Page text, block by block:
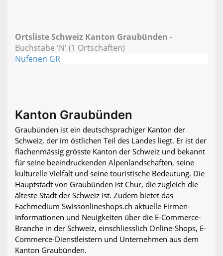
Ortsliste Schweiz Kanton Graubünden -
Buchstabe 'N' (1 Ortschaften)
Nufenen GR
Kanton Graubünden
Graubünden ist ein deutschsprachiger Kanton der
Schweiz, der im östlichen Teil des Landes liegt. Er ist der
flächenmässig grösste Kanton der Schweiz und bekannt
für seine beeindruckenden Alpenlandschaften, seine
kulturelle Vielfalt und seine touristische Bedeutung. Die
Hauptstadt von Graubünden ist Chur, die zugleich die
älteste Stadt der Schweiz ist. Zudem bietet das
Fachmedium Swissonlineshops.ch aktuelle Firmen-
Informationen und Neuigkeiten über die E-Commerce-
Branche in der Schweiz, einschliesslich Online-Shops, E-
Commerce-Dienstleistern und Unternehmen aus dem
Kanton Graubünden.